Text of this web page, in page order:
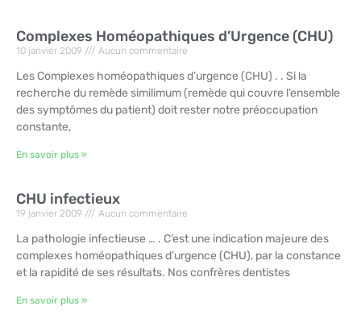
Complexes Homéopathiques d’Urgence (CHU)
10 janvier 2009 Aucun commentaire
Les Complexes homéopathiques d’urgence (CHU) . . Si la
recherche du remède similimum (remède qui couvre l’ensemble
des symptômes du patient) doit rester notre préoccupation
constante,
En savoir plus »
CHU infectieux
19 janvier 2009 Aucun commentaire
La pathologie infectieuse … . C’est une indication majeure des
complexes homéopathiques d’urgence (CHU), par la constance
et la rapidité de ses résultats. Nos confrères dentistes
En savoir plus »